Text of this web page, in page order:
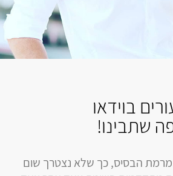
בוידאו
שתבינו!
מרמת הבסיס, כך שלא נצטרך שום